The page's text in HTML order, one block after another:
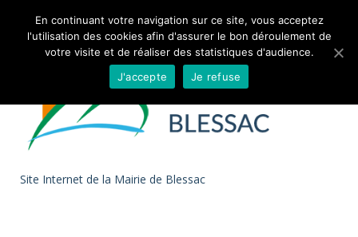
Site Internet de la Mairie de Blessac
Skip to
content
En continuant votre navigation sur ce site, vous acceptez
l'utilisation des cookies afin d'assurer le bon déroulement de
votre visite et de réaliser des statistiques d'audience.
J'accepte
Je refuse